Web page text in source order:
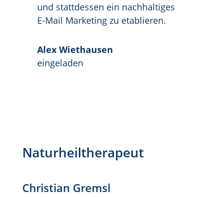
und stattdessen ein nachhaltiges
E-Mail Marketing zu etablieren.
Alex Wiethausen
eingeladen
Naturheiltherapeut
Christian Gremsl